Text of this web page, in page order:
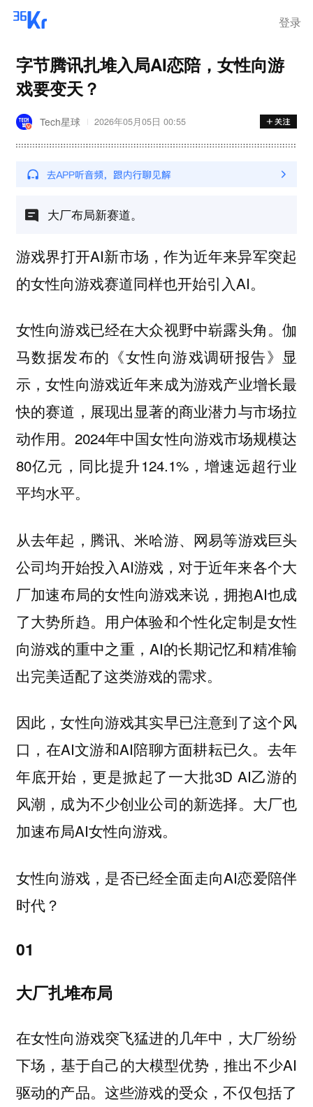
登录
字节腾讯扎堆入局AI恋陪，女性向游
戏要变天？
Tech星球 2026年05月05日 00:55
大厂布局新赛道。
游戏界打开AI新市场，作为近年来异军突起
的女性向游戏赛道同样也开始引入AI。
女性向游戏已经在大众视野中崭露头角。伽
马数据发布的《女性向游戏调研报告》显
示，女性向游戏近年来成为游戏产业增长最
快的赛道，展现出显著的商业潜力与市场拉
动作用。2024年中国女性向游戏市场规模达
80亿元，同比提升124.1%，增速远超行业
平均水平。
从去年起，腾讯、米哈游、网易等游戏巨头
公司均开始投入AI游戏，对于近年来各个大
厂加速布局的女性向游戏来说，拥抱AI也成
了大势所趋。用户体验和个性化定制是女性
向游戏的重中之重，AI的长期记忆和精准输
出完美适配了这类游戏的需求。
因此，女性向游戏其实早已注意到了这个风
口，在AI文游和AI陪聊方面耕耘已久。去年
年底开始，更是掀起了一大批3D AI乙游的
风潮，成为不少创业公司的新选择。大厂也
加速布局AI女性向游戏。
女性向游戏，是否已经全面走向AI恋爱陪伴
时代？
01
大厂扎堆布局
在女性向游戏突飞猛进的几年中，大厂纷纷
下场，基于自己的大模型优势，推出不少AI
驱动的产品。这些游戏的受众，不仅包括了